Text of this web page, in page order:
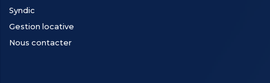
Syndic
Gestion locative
Nous contacter